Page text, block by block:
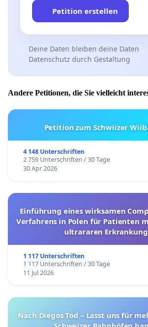
Petition erstellen
Deine Daten bleiben deine Daten
Datenschutz durch Gestaltung
Andere Petitionen, die Sie vielleicht
Petition zum Schwiizer
4 148 Unterschriften
2 759 Unterschriften / 30 Tage
30 Apr 2026
Einführung eines wirksamen
Verfahrens in Polen für Patienten
ultrararen
1 117 Unterschriften
1 117 Unterschriften / 30 Tage
11 Jul 2026
Nach Diegos Tod – Lasst uns für